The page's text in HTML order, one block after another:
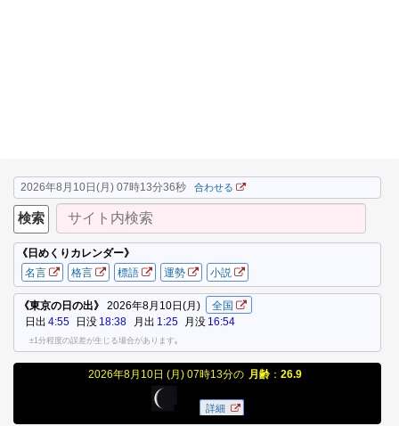
2026年8月10日(月) 07時13分37秒 合わせる